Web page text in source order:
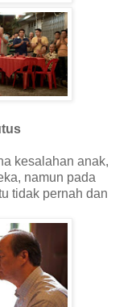
kesalahan anak,
namun pada
tidak pernah dan